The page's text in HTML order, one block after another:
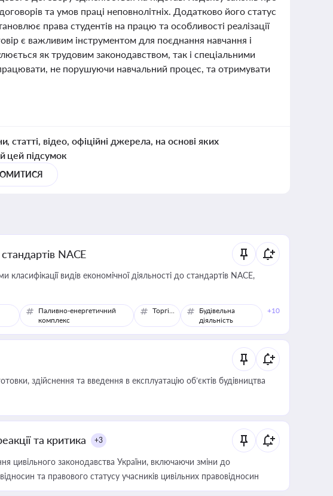
та умов праці неповнолітніх. Додатково його статус
права студентів на працю та особливості реалізації
є важливим інструментом для поєднання навчання і
як трудовим законодавством, так і спеціальними
не порушуючи навчальний процес, та отримувати
статті, відео, офіційні джерела, на основі яких
цей підсумок
NACE
класифікації видів економічної діяльності до стандартів NACE,
Паливно-енергетичний
комплекс
Торгівля
Будівельна
діяльність
+10
здійснення та введення в експлуатацію об’єктів будівництва
та критика +3
цивільного законодавства України, включаючи зміни до
та правового статусу учасників цивільних правовідносин